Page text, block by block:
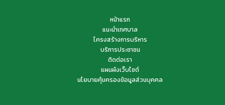
หน้าแรก
แนะนำเทศบาล
โครงสร้างการบริหาร
บริการประชาชน
ติดต่อเรา
แผนผังเว็บไซต์
นโยบายคุ้มครองข้อมูลส่วนบุคคล